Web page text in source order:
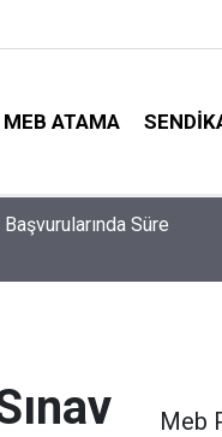
MEB ATAMA
Aradığı 15 Branş!
Meb